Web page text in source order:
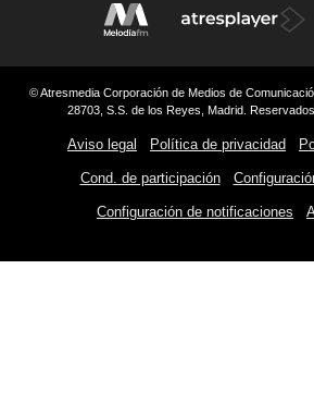
© Atresmedia Corporación de Medios de
28703, S.S. de los Reyes, Madrid.
Aviso legal Política de privacidad
Cond. de participación
Configuración de notificaciones